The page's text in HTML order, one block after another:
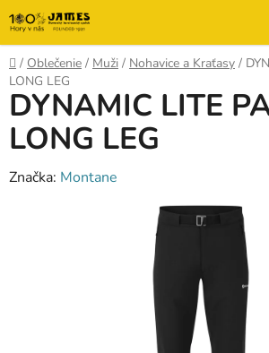
Prejsť
na
obsah
Domov
/ Oblečenie / Muži / Nohavice a Kraťasy /
LONG LEG
DYNAMIC LITE
LONG LEG
Značka: Montane